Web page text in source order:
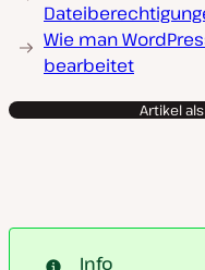
Wie man
bearbeitet
Artikel
Info